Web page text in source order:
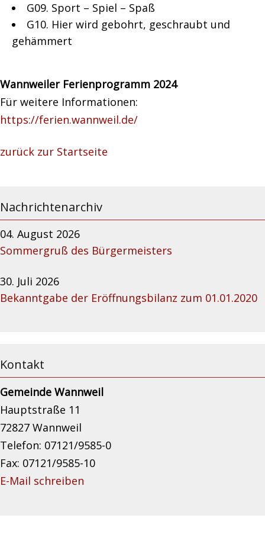
G09. Sport – Spiel – Spaß
G10. Hier wird gebohrt, geschraubt und
gehämmert
Wannweiler Ferienprogramm 2024
Für weitere Informationen:
https://ferien.wannweil.de/
zurück zur Startseite
Nachrichtenarchiv
04. August 2026
Sommergruß des Bürgermeisters
30. Juli 2026
Bekanntgabe der Eröffnungsbilanz zum 01.01.2020
Kontakt
Gemeinde Wannweil
Hauptstraße 11
72827 Wannweil
Telefon: 07121/9585-0
Fax: 07121/9585-10
E-Mail schreiben